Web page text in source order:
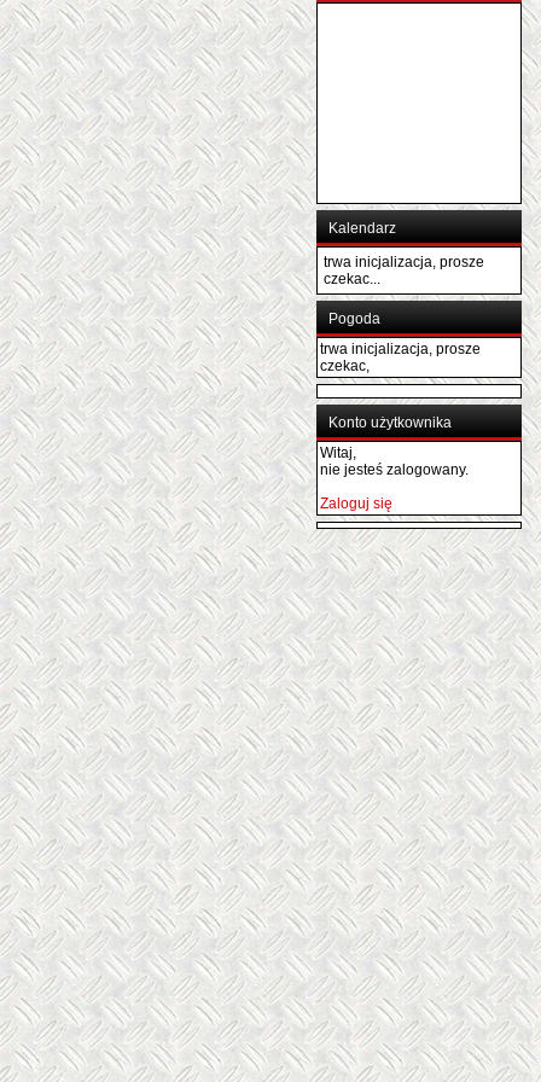
Kalendarz
trwa inicjalizacja, prosze
czekac...
Pogoda
trwa inicjalizacja, prosze
czekac,
Konto użytkownika
Witaj,
nie jesteś zalogowany.
Zaloguj się